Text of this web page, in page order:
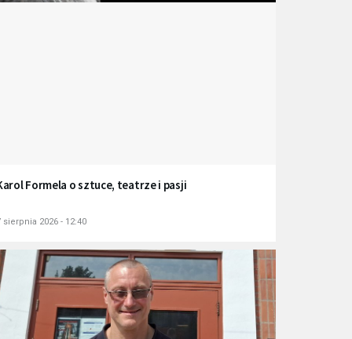
Formela o sztuce, teatrze i pasji
sierpnia 2026 - 12:40